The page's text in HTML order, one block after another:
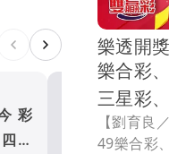
彩
星
樂透開
樂合彩
三星彩
【劉育良
49樂合彩